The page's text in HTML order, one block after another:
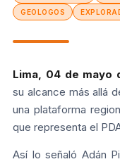
GEOLOGOS
Lima, 04 de mayo
su alcance más allá
una plataforma
que representa el
Así lo señaló Adán